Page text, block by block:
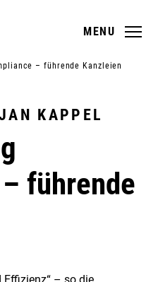
MENU
– führende Kanzleien
KAPPEL
führende